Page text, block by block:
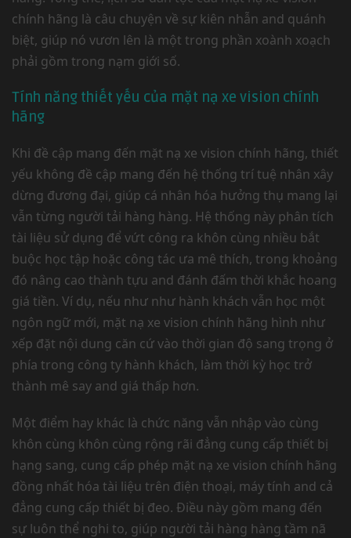
chính hãng là câu chuyện về sự kiên nhẫn and quánh
biệt, giúp nó vươn lên là một trong phần xoành xoạch
phải gồm trong nạm giới số.
Tính năng thiết yếu của mặt nạ xe vision chính
hãng
Khi đề cập mang đến mặt nạ xe vision chính hãng, thiết
yếu không đề cập mang đến hệ thống trí tuệ nhân xây
dừng đương đại, giúp cá nhân hóa hưởng thụ mang lại
vẫn từng người tải hàng hàng. Hệ thống này phân tích
tài liệu sử dụng để vứt công ra khôn cùng nhiều bắt
buộc học tập hoặc công tác ưa mê thích, trong khoảng
đó nâng cao thành tựu and đánh đấm thời khắc hoang
giá tiền. Ví dụ, nếu như như hành khách vẫn học một
ngôn ngữ mới, mặt nạ xe vision chính hãng hình như
xếp đặt nội dung căn cứ vào thời gian độ sang trọng ở
phía trong công ty hành khách, làm thời kỳ học trở
thành mê say and giá thấp hơn.
Một điểm hay khác là chức năng vẫn nhập vào cùng
khôn cùng khôn cùng rộng rãi đẳng cung cấp thiết bị
hạng sang, cung cấp phép mặt nạ xe vision chính hãng
đồng nhất hóa tài liệu trên điện thoại, máy tính and cả
đẳng cung cấp thiết bị đeo. Điều này gồm mang đến
sự luôn thể nghi to, giúp người tải hàng hàng tầm nã